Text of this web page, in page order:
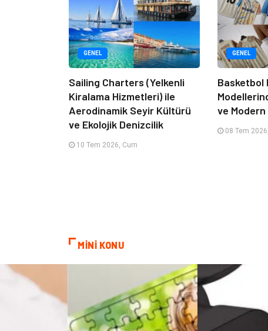
GENEL
Sailing Charters (Yelkenli
Kiralama Hizmetleri) ile
Aerodinamik Seyir Kültürü
ve Ekolojik Denizcilik
10 Tem 2026, Cum
GENEL
Basketbol
ve
08 Tem
MİNİ KONU